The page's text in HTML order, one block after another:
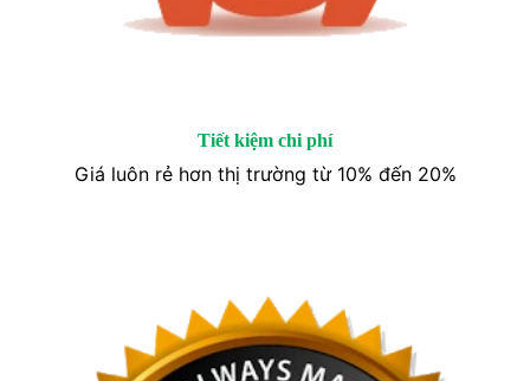
Tiết kiệm chi phí
Giá luôn rẻ hơn thị trường từ 10% đến 20%